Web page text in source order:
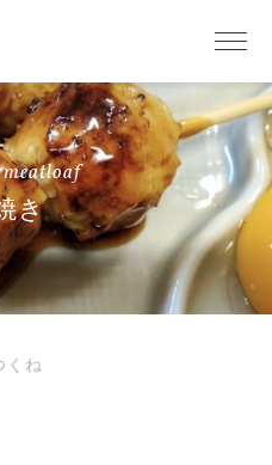
き
くね